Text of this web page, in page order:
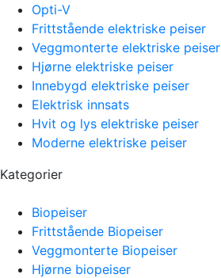
Opti-V
Frittstående elektriske peiser
Veggmonterte elektriske peiser
Hjørne elektriske peiser
Innebygd elektriske peiser
Elektrisk innsats
Hvit og lys elektriske peiser
Moderne elektriske peiser
Kategorier
Biopeiser
Frittstående Biopeiser
Veggmonterte Biopeiser
Hjørne biopeiser